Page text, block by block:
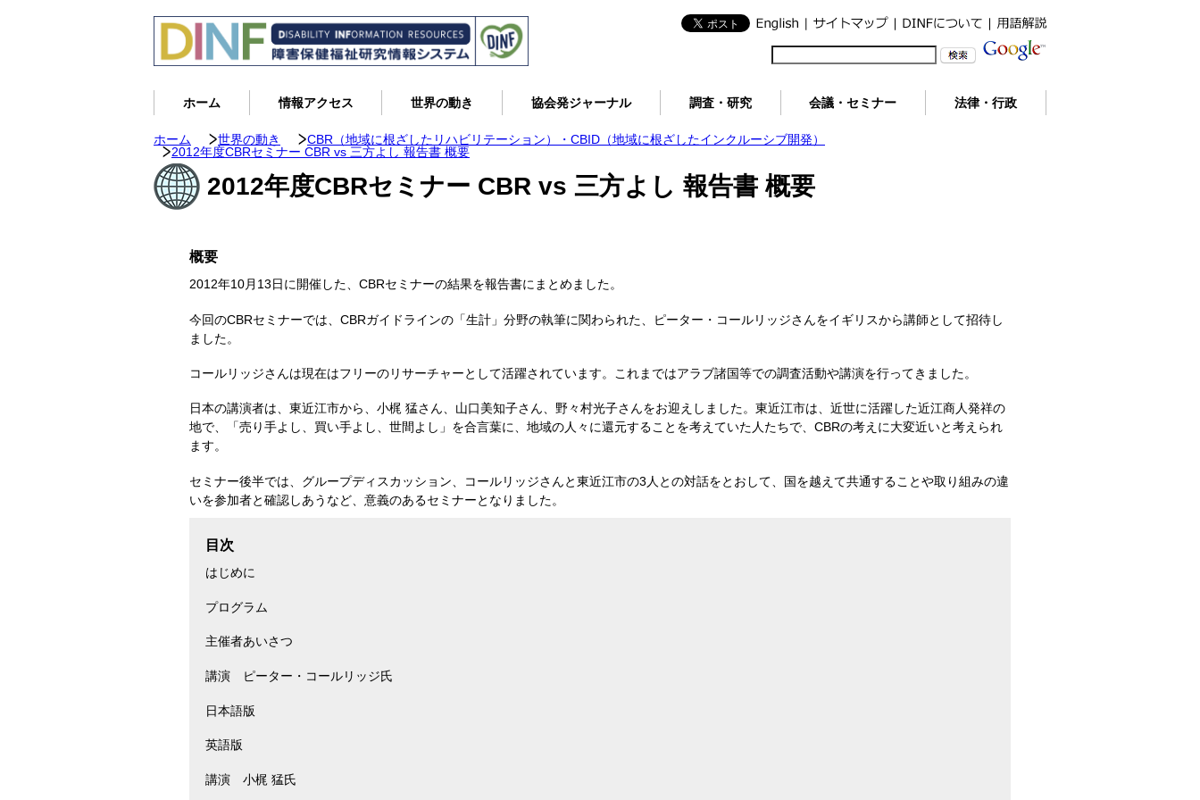
ホーム 情報アクセス 世界の動き 協会発ジャーナル 調査・研究 会議・セミナー 法律・行政
ホーム 世界の動き
CBR（地域に根ざしたリハビリテーション）・CBID（地域に根ざしたインクルーシブ開発）
2012年度CBRセミナー CBR vs 三方よし 報告書 概要
2012年度CBRセミナー CBR vs 三方よし 報告書 概要
概要
2012年10月13日に開催した、CBRセミナーの結果を報告書にまとめました。
今回のCBRセミナーでは、CBRガイドラインの「生計」分野の執筆に関わられた、ピーター・コールリッジさんをイギリスから講師として招待し
ました。
コールリッジさんは現在はフリーのリサーチャーとして活躍されています。これまではアラブ諸国等での調査活動や講演を行ってきました。
日本の講演者は、東近江市から、小梶 猛さん、山口美知子さん、野々村光子さんをお迎えしました。東近江市は、近世に活躍した近江商人発祥の
地で、「売り手よし、買い手よし、世間よし」を合言葉に、地域の人々に還元することを考えていた人たちで、CBRの考えに大変近いと考えられ
ます。
セミナー後半では、グループディスカッション、コールリッジさんと東近江市の3人との対話をとおして、国を越えて共通することや取り組みの違
いを参加者と確認しあうなど、意義のあるセミナーとなりました。
目次
はじめに
プログラム
主催者あいさつ
講演 ピーター・コールリッジ氏
日本語版
英語版
講演 小梶 猛氏